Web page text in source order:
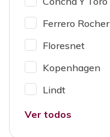
Ferrero Rocher
Floresnet
Kopenhagen
Lindt
Ver todos